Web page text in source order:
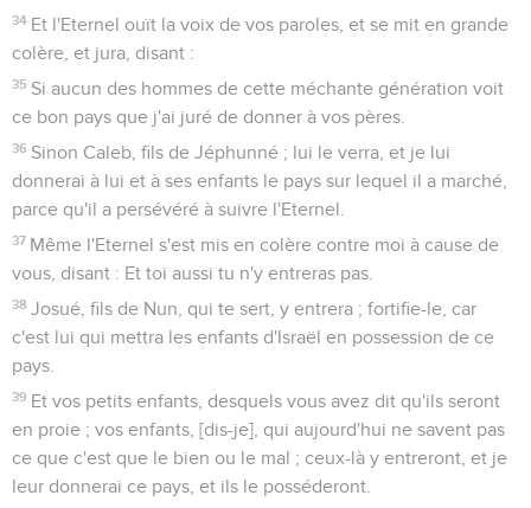
34 Et l'Eternel ouït la voix de vos paroles, et se mit en grande
colère, et jura, disant :
35 Si aucun des hommes de cette méchante génération voit
ce bon pays que j'ai juré de donner à vos pères.
36 Sinon Caleb, fils de Jéphunné ; lui le verra, et je lui
donnerai à lui et à ses enfants le pays sur lequel il a marché,
parce qu'il a persévéré à suivre l'Eternel.
37 Même l'Eternel s'est mis en colère contre moi à cause de
vous, disant : Et toi aussi tu n'y entreras pas.
38 Josué, fils de Nun, qui te sert, y entrera ; fortifie-le, car
c'est lui qui mettra les enfants d'Israël en possession de ce
pays.
39 Et vos petits enfants, desquels vous avez dit qu'ils seront
en proie ; vos enfants, [dis-je], qui aujourd'hui ne savent pas
ce que c'est que le bien ou le mal ; ceux-là y entreront, et je
leur donnerai ce pays, et ils le posséderont.